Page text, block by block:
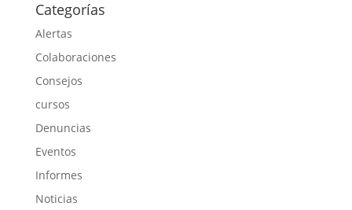
Categorías
Alertas
Colaboraciones
Consejos
cursos
Denuncias
Eventos
Informes
Noticias